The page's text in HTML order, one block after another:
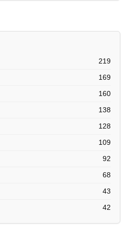
219
169
160
138
128
109
92
68
43
42